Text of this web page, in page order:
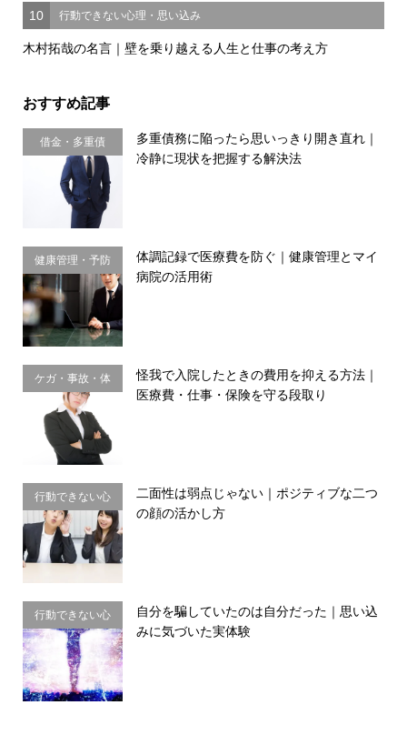
10 行動できない心理・思い込み
木村拓哉の名言｜壁を乗り越える人生と仕事の考え方
おすすめ記事
借金・多重債
務・金銭感覚
多重債務に陥ったら思いっきり開き直れ｜
冷静に現状を把握する解決法
健康管理・予防
習慣
体調記録で医療費を防ぐ｜健康管理とマイ
病院の活用術
ケガ・事故・体
のサイン
怪我で入院したときの費用を抑える方法｜
医療費・仕事・保険を守る段取り
行動できない心
理・思い込み
二面性は弱点じゃない｜ポジティブな二つ
の顔の活かし方
行動できない心
理・思い込み
自分を騙していたのは自分だった｜思い込
みに気づいた実体験